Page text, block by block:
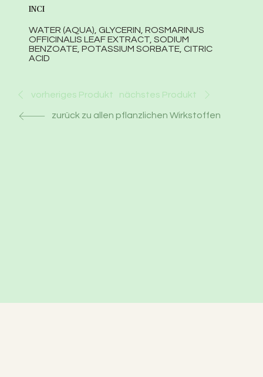
zurück zu allen pflanzlichen Wirkstoffen
vorheriges Produkt nächstes Produkt
INCI
WATER (AQUA), GLYCERIN, ROSMARINUS
OFFICINALIS LEAF EXTRACT, SODIUM
BENZOATE, POTASSIUM SORBATE, CITRIC
ACID